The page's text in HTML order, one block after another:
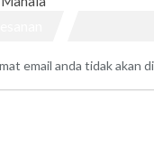
email anda tidak akan